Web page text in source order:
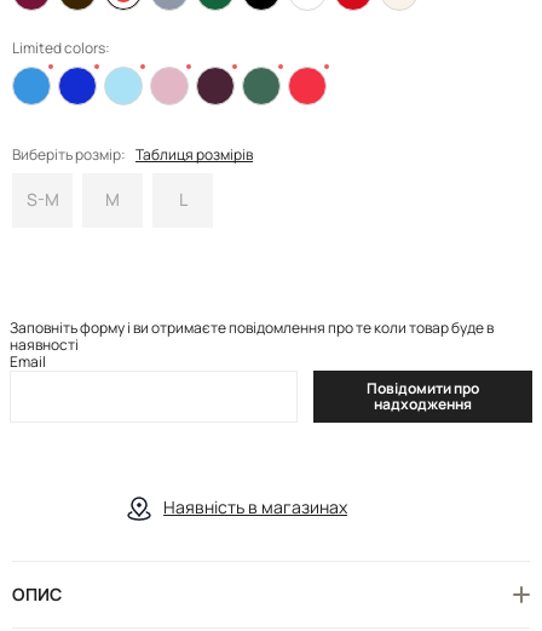
Limited colors:
Виберіть розмір: Таблиця розмірів
S-M M L
Заповніть форму і ви отримаєте повідомлення про те коли товар буде в
наявності
Email
Повідомити про
надходження
Наявність в магазинах
ОПИС